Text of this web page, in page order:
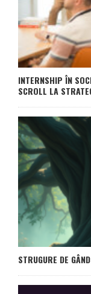
INTERNSHIP ÎN
SCROLL LA
STRUGURE DE